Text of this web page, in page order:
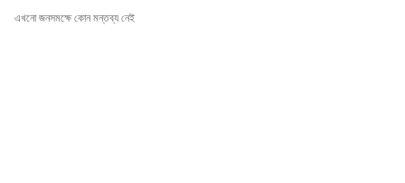
এখনো জনসমক্ষে কোন মন্তব্য নেই